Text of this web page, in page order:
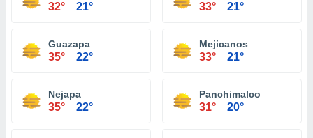
32° 21° 33° 21°
Guazapa
35° 22°
Mejicanos
33° 21°
Nejapa
35° 22°
Panchimalco
31° 20°